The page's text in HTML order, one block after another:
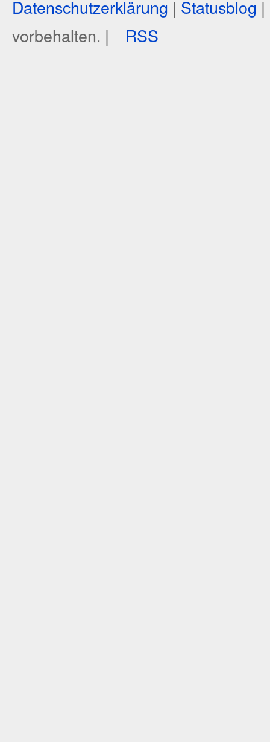
Datenschutzerklärung | Statusblog |
vorbehalten. |
RSS